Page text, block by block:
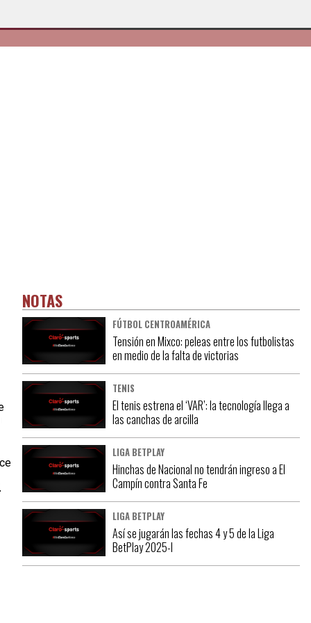
NOTAS
FÚTBOL CENTROAMÉRICA
Tensión en Mixco: peleas entre los futbolistas
en medio de la falta de victorias
TENIS
El tenis estrena el ‘VAR’: la tecnología llega a
las canchas de arcilla
LIGA BETPLAY
Hinchas de Nacional no tendrán ingreso a El
Campín contra Santa Fe
LIGA BETPLAY
Así se jugarán las fechas 4 y 5 de la Liga
BetPlay 2025-I